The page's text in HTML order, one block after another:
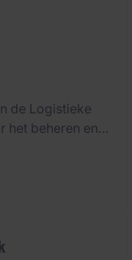
de Logistieke
het beheren en
groei.